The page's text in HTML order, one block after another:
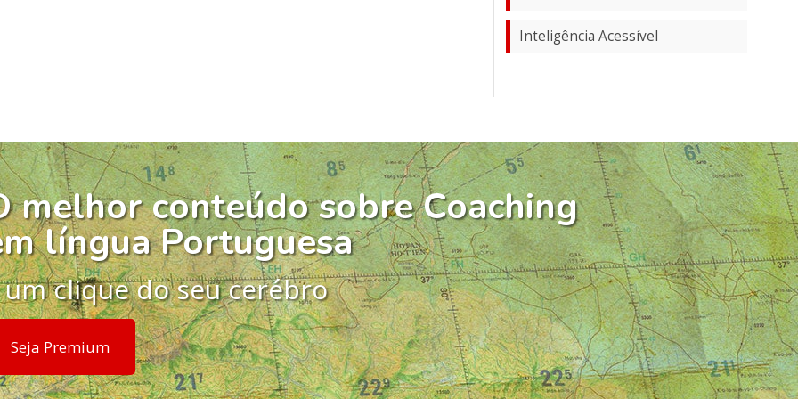
Inteligência Acessível
melhor conteúdo sobre Coaching
língua Portuguesa
um clique do seu cerébro
Seja Premium